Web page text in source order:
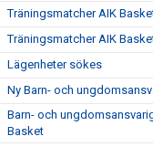
Träningsmatcher AIK
Träningsmatcher AIK
Lägenheter sökes
Ny Barn- och
Barn- och
Basket